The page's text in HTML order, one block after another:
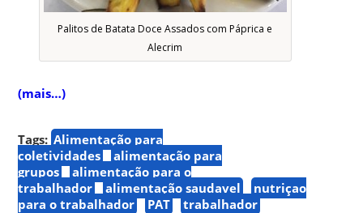
Palitos de Batata Doce Assados com Páprica e
Alecrim
(mais…)
Tags: Alimentação para
coletividades
alimentação para
grupos
alimentação para o
trabalhador
alimentação saudavel
nutriçao
para o trabalhador
PAT trabalhador